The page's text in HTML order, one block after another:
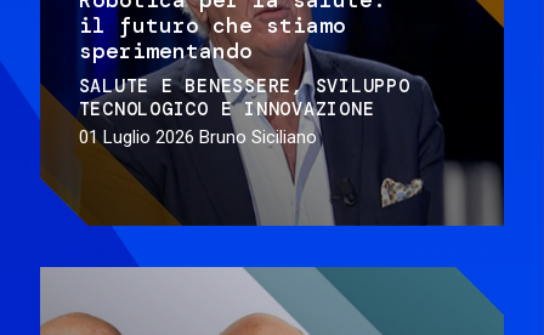
il futuro che stiamo
sperimentando
SALUTE E BENESSERE
SVILUPPO
TECNOLOGICO E INNOVAZIONE
01 Luglio 2026 Bruno Siciliano